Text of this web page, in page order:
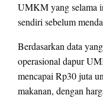
UMKM yang selama
sendiri sebelum
Berdasarkan data
operasional dapur
mencapai Rp30 juta
makanan, dengan